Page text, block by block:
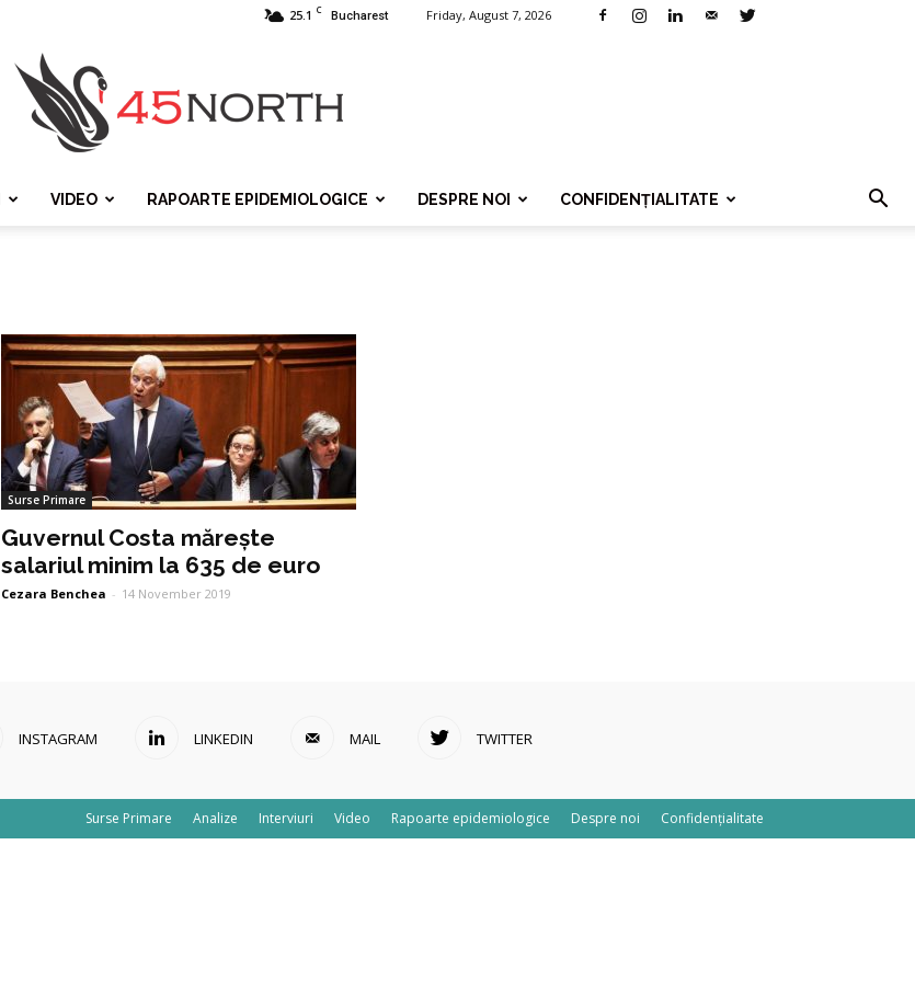
25.1 C Bucharest Friday, August 7, 2026
VIDEO RAPOARTE EPIDEMIOLOGICE DESPRE NOI CONFIDENȚIALITATE
Surse Primare
Guvernul Costa mărește
salariul minim la 635 de euro
Cezara Benchea - 14 November 2019
INSTAGRAM LINKEDIN MAIL TWITTER
Surse Primare Analize Interviuri Video Rapoarte epidemiologice Despre noi Confidențialitate